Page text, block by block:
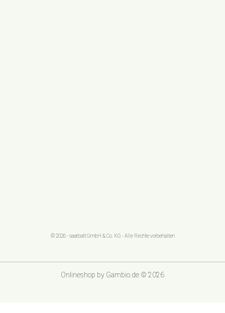
© 2026 - saarbatt GmbH & Co. KG - Alle Rechte vorbehalten
Onlineshop by Gambio.de © 2026